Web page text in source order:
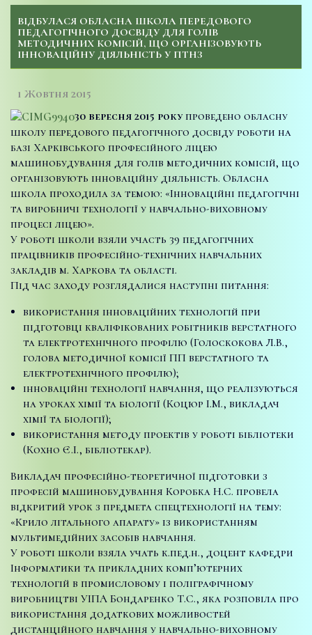
ВІДБУЛАСЯ ОБЛАСНА ШКОЛА ПЕРЕДОВОГО
ПЕДАГОГІЧНОГО ДОСВІДУ ДЛЯ ГОЛІВ
МЕТОДИЧНИХ КОМІСІЙ, ЩО ОРГАНІЗОВУЮТЬ
ІННОВАЦІЙНУ ДІЯЛЬНІСТЬ У ПТНЗ
1 Жовтня 2015
30 вересня 2015 року проведено обласну
школу передового педагогічного досвіду роботи на
базі Харківського професійного ліцею
машинобудування для голів методичних комісій, що
організовують інноваційну діяльність. Обласна
школа проходила за темою: «Інноваційні педагогічні
та виробничі технології у навчально-виховному
процесі ліцею».
У роботі школи взяли участь 39 педагогічних
працівників професійно-технічних навчальних
закладів м. Харкова та області.
Під час заходу розглядалися наступні питання:
використання інноваційних технологій при
підготовці кваліфікованих робітників верстатного
та електротехнічного профілю (Голоскокова Л.В.,
голова методичної комісії ПП верстатного та
електротехнічного профілю);
інноваційні технології навчання, що реалізуються
на уроках хімії та біології (Коцюр І.М., викладач
хімії та біології);
використання методу проектів у роботі бібліотеки
(Кохно Є.І., бібліотекар).
Викладач професійно-теоретичної підготовки з
професій машинобудування Коробка Н.С. провела
відкритий урок з предмета спецтехнології на тему:
«Крило літального апарату» із використанням
мультимедійних засобів навчання.
У роботі школи взяла учать к.пед.н., доцент кафедри
Інформатики та прикладних комп’ютерних
технологій в промисловому і поліграфічному
виробництві УІПА Бондаренко Т.С., яка розповіла про
використання додаткових можливостей
дистанційного навчання у навчально-виховному